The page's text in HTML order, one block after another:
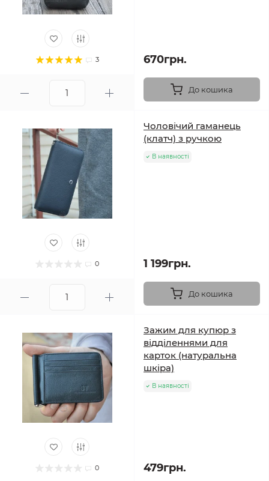
3 670грн.
До кошика
0
Чоловічий гаманець
(клатч) з ручкою
В наявності
1 199грн.
До кошика
0
Зажим для купюр з
відділеннями для
карток (натуральна
шкіра)
В наявності
479грн.